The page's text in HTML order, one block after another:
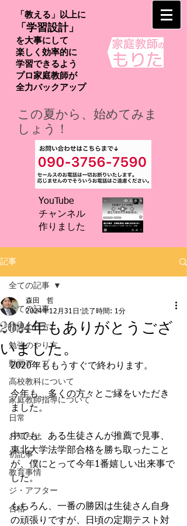
「教える」以上に
「学習設計」
を大事にして
楽しく効率的に
学習できるよう
プロ家庭教師が
​全力バックアップ
この夏から、始めてみま
しょう！
YouTube
チャンネル
​作りました
記事
全ての記事
指導の仕方
勉強のやり方
動画アップ
高校教科について
家庭教師指導について
日常
お知らせ
初記事
教育事情
ジ・アフター
合格
全ての記事
2024年もありがとうござ
いました。
森田 哲
2024年12月31日 読了時間: 1分
2020年ももうすぐで終わります。
今年も、多くの方々とご縁をいただき
ました。
中でも、ある生徒さんが推薦で見事、
東北大学法学部合格を勝ち取ったこと
が、僕にとって今年1番嬉しい出来事で
した。
もちろん、一番の勝因は生徒さん自身
の頑張りですが、日頃の定期テスト対